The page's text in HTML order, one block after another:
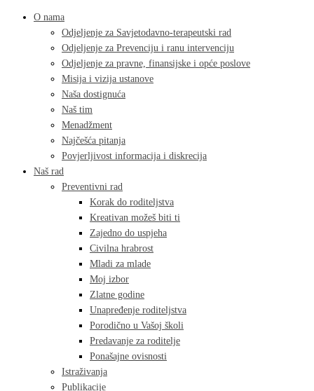
O nama
Odjeljenje za Savjetodavno-terapeutski rad
Odjeljenje za Prevenciju i ranu intervenciju
Odjeljenje za pravne, finansijske i opće poslove
Misija i vizija ustanove
Naša dostignuća
Naš tim
Menadžment
Najčešća pitanja
Povjerljivost informacija i diskrecija
Naš rad
Preventivni rad
Korak do roditeljstva
Kreativan možeš biti ti
Zajedno do uspjeha
Civilna hrabrost
Mladi za mlade
Moj izbor
Zlatne godine
Unapređenje roditeljstva
Porodično u Vašoj školi
Predavanje za roditelje
Ponašajne ovisnosti
Istraživanja
Publikacije